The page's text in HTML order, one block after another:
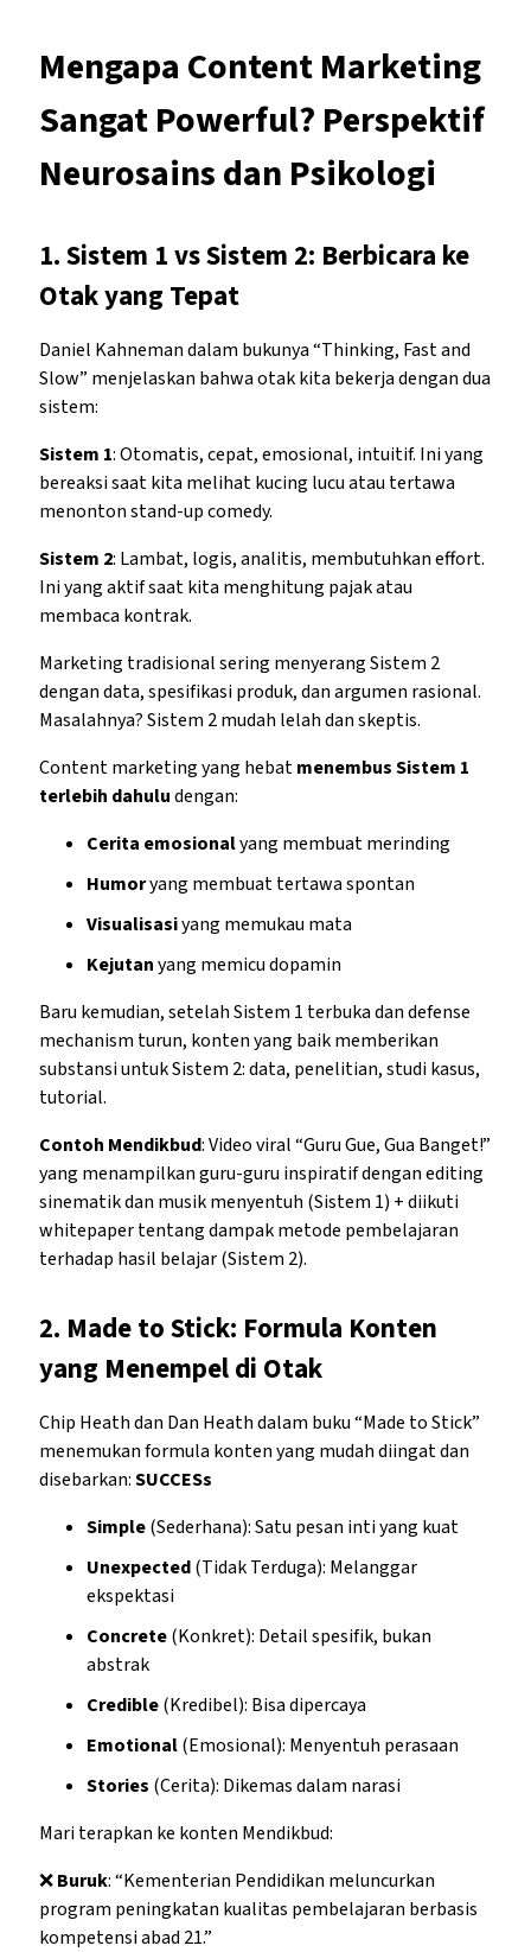
Mengapa Content Marketing
Sangat Powerful? Perspektif
Neurosains dan Psikologi
1.Sistem 1 vs Sistem 2: Berbicara ke
Otak yang Tepat
Daniel Kahneman dalam bukunya “Thinking, Fast and
Slow” menjelaskan bahwa otak kita bekerja dengan dua
sistem:
Sistem 1: Otomatis, cepat, emosional, intuitif. Ini yang
bereaksi saat kita melihat kucing lucu atau tertawa
menonton stand-up comedy.
Sistem 2: Lambat, logis, analitis, membutuhkan effort.
Ini yang aktif saat kita menghitung pajak atau
membaca kontrak.
Marketing tradisional sering menyerang Sistem 2
dengan data, spesifikasi produk, dan argumen rasional.
Masalahnya? Sistem 2 mudah lelah dan skeptis.
Content marketing yang hebatmenembus Sistem 1
terlebih dahuludengan:
Cerita emosionalyang membuat merinding
Humoryang membuat tertawa spontan
Visualisasiyang memukau mata
Kejutanyang memicu dopamin
Baru kemudian, setelah Sistem 1 terbuka dan defense
mechanism turun, konten yang baik memberikan
substansi untuk Sistem 2: data, penelitian, studi kasus,
tutorial.
Contoh Mendikbud: Video viral “Guru Gue, Gua Banget!”
yang menampilkan guru-guru inspiratif dengan editing
sinematik dan musik menyentuh (Sistem 1) + diikuti
whitepaper tentang dampak metode pembelajaran
terhadap hasil belajar (Sistem 2).
2. Made to Stick: Formula Konten
yang Menempel di Otak
Chip Heath dan Dan Heath dalam buku “Made to Stick”
menemukan formula konten yang mudah diingat dan
disebarkan:SUCCESs
Simple(Sederhana): Satu pesan inti yang kuat
Unexpected(Tidak Terduga): Melanggar
ekspektasi
Concrete(Konkret): Detail spesifik, bukan
abstrak
Credible(Kredibel): Bisa dipercaya
Emotional(Emosional): Menyentuh perasaan
Stories (Cerita): Dikemas dalam narasi
Mari terapkan ke konten Mendikbud:
❌Buruk: “Kementerian Pendidikan meluncurkan
program peningkatan kualitas pembelajaran berbasis
kompetensi abad 21.”